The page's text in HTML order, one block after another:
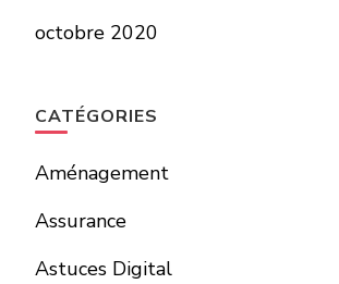
octobre 2020
CATÉGORIES
Aménagement
Assurance
Astuces Digital